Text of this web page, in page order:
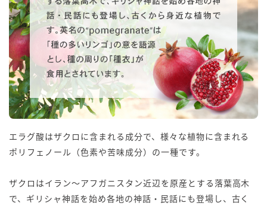
エラグ酸はザクロに含まれる成分で、様々な植物に含まれる
ポリフェノール（色素や苦味成分）の一種です。
ザクロはイラン〜アフガニスタン近辺を原産とする落葉高木
で、ギリシャ神話を始め各地の神話・民話にも登場し、古く